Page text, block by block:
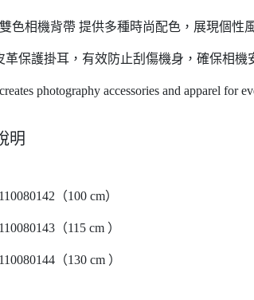
色相機背帶 提供多種時尚配色，展現個性
革保護掛耳，有效防止刮傷機身，確保相機
photography accessories and apparel for
明
（100 cm）
（115 cm ）
（130 cm ）